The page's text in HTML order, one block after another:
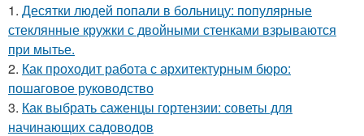
1. Десятки людей попали в больницу: популярные
стеклянные кружки с двойными стенками взрываются
при мытье.
2. Как проходит работа с архитектурным бюро:
пошаговое руководство
3. Как выбрать саженцы гортензии: советы для
начинающих садоводов